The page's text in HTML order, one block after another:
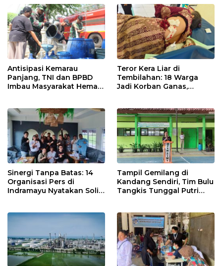
Antisipasi Kemarau
Panjang, TNI dan BPBD
Imbau Masyarakat Hemat
Teror Kera Liar di
Tembilahan: 18 Warga
Jadi Korban Ganas,
Sinergi Tanpa Batas: 14
Organisasi Pers di
Indramayu Nyatakan Solid
Tampil Gemilang di
Kandang Sendiri, Tim Bulu
Tangkis Tunggal Putri
Jatibarang 2026